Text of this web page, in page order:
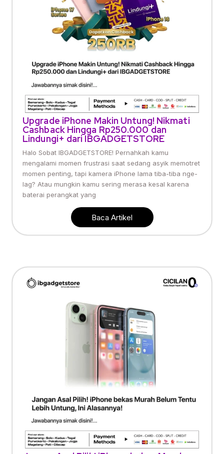
Upgrade iPhone Makin Untung! Nikmati
Cashback Hingga Rp250.000 dan
Lindungi+ dari IBGADGETSTORE
Halo Sobat IBGADGETSTORE! Pernahkah kamu
mengalami momen frustrasi saat sedang asyik memotret
momen penting, tapi kamera iPhone lama tiba-tiba nge-
lag? Atau mungkin kamu sering merasa kesal karena
baterai perangkat yang
Baca Artikel